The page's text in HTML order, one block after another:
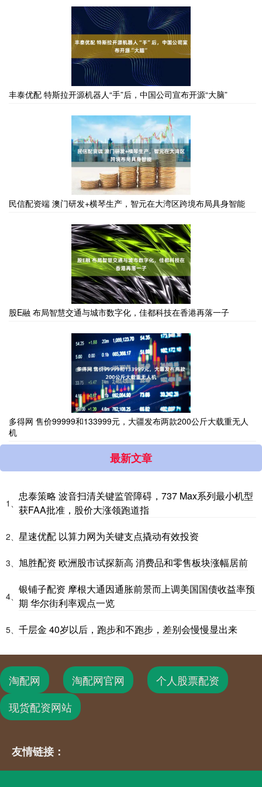
丰泰优配 特斯拉开源机器人“手”后，中国公司宣布开源“大脑”
民信配资端 澳门研发+横琴生产，智元在大湾区跨境布局具身智能
股E融 布局智慧交通与城市数字化，佳都科技在香港再落一子
多得网 售价99999和133999元，大疆发布两款200公斤大载重无人
机
最新文章
1、
忠泰策略 波音扫清关键监管障碍，737 Max系列最小机型
获FAA批准，股价大涨领跑道指
2、 星速优配 以算力网为关键支点撬动有效投资
3、 旭胜配资 欧洲股市试探新高 消费品和零售板块涨幅居前
4、
银铺子配资 摩根大通因通胀前景而上调美国国债收益率预
期 华尔街利率观点一览
5、 千层金 40岁以后，跑步和不跑步，差别会慢慢显出来
淘配网 淘配网官网
个人股票配资
现货配资网站
友情链接：